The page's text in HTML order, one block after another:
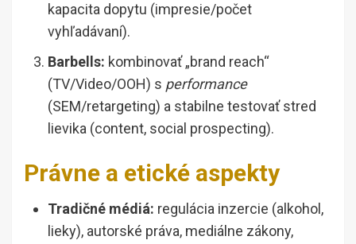
kapacita dopytu (impresie/počet
vyhľadávaní).
Barbells: kombinovať „brand reach“
(TV/Video/OOH) s performance
(SEM/retargeting) a stabilne testovať stred
lievika (content, social prospecting).
Právne a etické aspekty
Tradičné médiá: regulácia inzercie (alkohol,
lieky), autorské práva, mediálne zákony,